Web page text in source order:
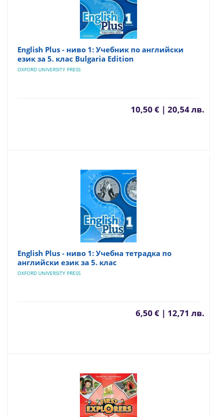
English Plus - ниво 1: Учебник по английски
език за 5. клас Bulgaria Edition
OXFORD UNIVERSITY PRESS
10,50 € | 20,54 лв.
English Plus - ниво 1: Учебна тетрадка по
английски език за 5. клас
OXFORD UNIVERSITY PRESS
6,50 € | 12,71 лв.